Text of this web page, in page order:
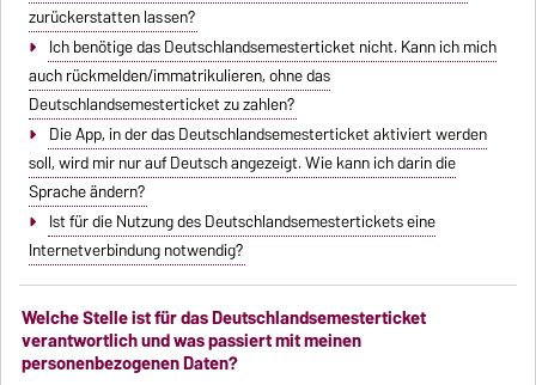
zurückerstatten lassen?
Ich benötige das Deutschlandsemesterticket nicht. Kann ich mich
auch rückmelden/immatrikulieren, ohne das
Deutschlandsemesterticket zu zahlen?
Die App, in der das Deutschlandsemesterticket aktiviert werden
soll, wird mir nur auf Deutsch angezeigt. Wie kann ich darin die
Sprache ändern?
Ist für die Nutzung des Deutschlandsemestertickets eine
Internetverbindung notwendig?
Welche Stelle ist für das Deutschlandsemesterticket
verantwortlich und was passiert mit meinen
personenbezogenen Daten?